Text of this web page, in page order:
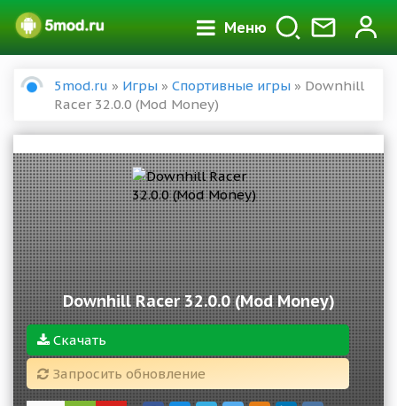
Меню
5mod.ru » Игры » Спортивные игры » Downhill
Racer 32.0.0 (Mod Money)
Downhill Racer 32.0.0 (Mod Money)
Скачать
Запросить обновление